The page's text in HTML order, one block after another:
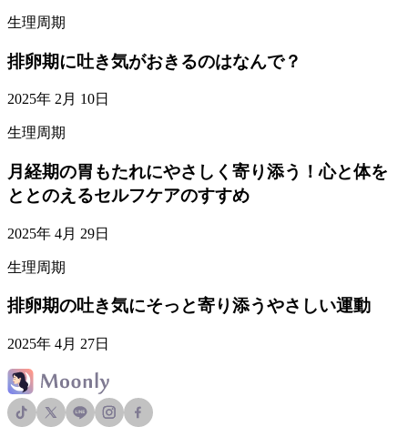
生理周期
排卵期に吐き気がおきるのはなんで？
2025年 2月 10日
生理周期
月経期の胃もたれにやさしく寄り添う！心と体を
ととのえるセルフケアのすすめ
2025年 4月 29日
生理周期
排卵期の吐き気にそっと寄り添うやさしい運動
2025年 4月 27日